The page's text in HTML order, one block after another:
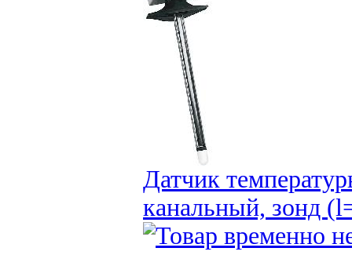
Датчик
канальный, зонд